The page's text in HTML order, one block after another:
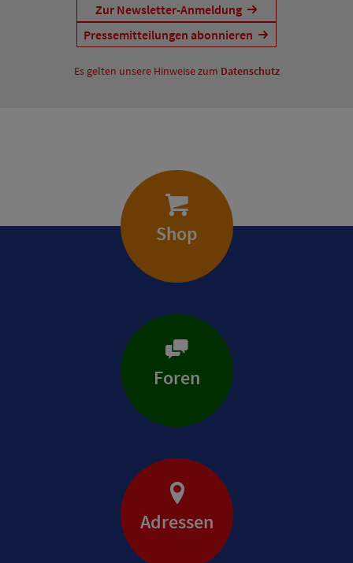
Zur Newsletter-Anmeldung
Pressemitteilungen abonnieren
Es gelten unsere Hinweise zum Datenschutz
Shop
Foren
Adressen